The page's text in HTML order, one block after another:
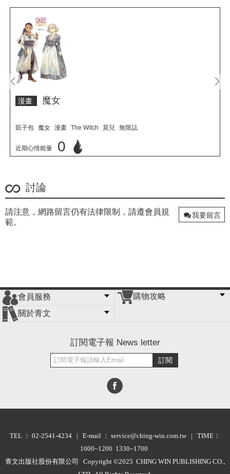
漫畫 魔女
凱子包 魔女 漫畫 The Witch 莫兒 無限誌
近期心情能量 0
prev next
討論
請注意，網路留言仍有法律限制，請遵會員規
範。
我要留言
會員服務
會員辦法
客服信箱
隱私條款
網站導覽
購物攻略
關於青文
訂閱電子報 News letter
訂閱
TEL ： 02-2541-4234 | E-mail ： service@ching-win.com.tw | TIME：
1000~1200 1330~1700
青文出版社股份有限公司 Copyright ©2025 CHING WIN PUBLISHING CO.,